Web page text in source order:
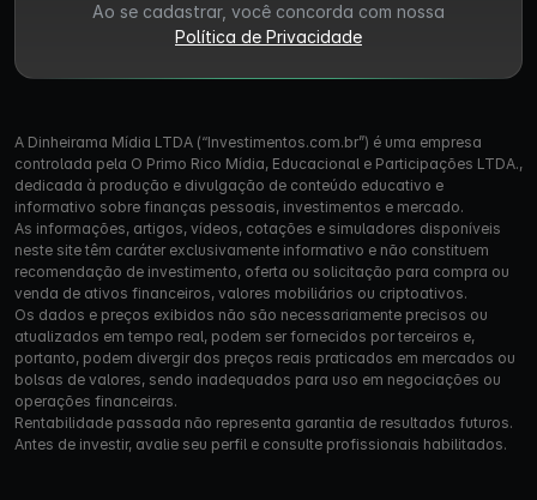
Ao se cadastrar, você concorda com nossa
Política de Privacidade
A Dinheirama Mídia LTDA (“Investimentos.com.br”) é uma empresa
controlada pela O Primo Rico Mídia, Educacional e Participações LTDA.,
dedicada à produção e divulgação de conteúdo educativo e
informativo sobre finanças pessoais, investimentos e mercado.
As informações, artigos, vídeos, cotações e simuladores disponíveis
neste site têm caráter exclusivamente informativo e não constituem
recomendação de investimento, oferta ou solicitação para compra ou
venda de ativos financeiros, valores mobiliários ou criptoativos.
Os dados e preços exibidos não são necessariamente precisos ou
atualizados em tempo real, podem ser fornecidos por terceiros e,
portanto, podem divergir dos preços reais praticados em mercados ou
bolsas de valores, sendo inadequados para uso em negociações ou
operações financeiras.
Rentabilidade passada não representa garantia de resultados futuros.
Antes de investir, avalie seu perfil e consulte profissionais habilitados.